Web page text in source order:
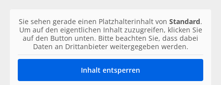
Sie sehen gerade einen Platzhalterinhalt von Standard.
Um auf den eigentlichen Inhalt zuzugreifen, klicken Sie
auf den Button unten. Bitte beachten Sie, dass dabei
Daten an Drittanbieter weitergegeben werden.
Inhalt entsperren